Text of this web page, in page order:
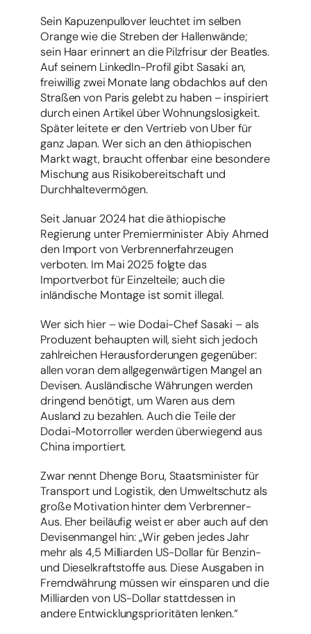
Sein Kapuzenpullover leuchtet im selben
Orange wie die Streben der Hallenwände;
sein Haar erinnert an die Pilzfrisur der Beatles.
Auf seinem LinkedIn-Profil gibt Sasaki an,
freiwillig zwei Monate lang obdachlos auf den
Straßen von Paris gelebt zu haben – inspiriert
durch einen Artikel über Wohnungslosigkeit.
Später leitete er den Vertrieb von Uber für
ganz Japan. Wer sich an den äthiopischen
Markt wagt, braucht offenbar eine besondere
Mischung aus Risikobereitschaft und
Durchhaltevermögen.
Seit Januar 2024 hat die äthiopische
Regierung unter Premierminister Abiy Ahmed
den Import von Verbrennerfahrzeugen
verboten. Im Mai 2025 folgte das
Importverbot für Einzelteile; auch die
inländische Montage ist somit illegal.
Wer sich hier – wie Dodai-Chef Sasaki – als
Produzent behaupten will, sieht sich jedoch
zahlreichen Herausforderungen gegenüber:
allen voran dem allgegenwärtigen Mangel an
Devisen. Ausländische Währungen werden
dringend benötigt, um Waren aus dem
Ausland zu bezahlen. Auch die Teile der
Dodai-Motorroller werden überwiegend aus
China importiert.
Zwar nennt Dhenge Boru, Staatsminister für
Transport und Logistik, den Umweltschutz als
große Motivation hinter dem Verbrenner-
Aus. Eher beiläufig weist er aber auch auf den
Devisenmangel hin: „Wir geben jedes Jahr
mehr als 4,5 Milliarden US-Dollar für Benzin-
und Dieselkraftstoffe aus. Diese Ausgaben in
Fremdwährung müssen wir einsparen und die
Milliarden von US-Dollar stattdessen in
andere Entwicklungsprioritäten lenken.“